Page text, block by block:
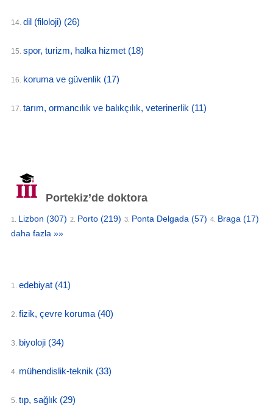
14. dil (filoloji) (26)
15. spor, turizm, halka hizmet (18)
16. koruma ve güvenlik (17)
17. tarım, ormancılık ve balıkçılık, veterinerlik (11)
Portekiz’de doktora
1. Lizbon (307) 2. Porto (219) 3. Ponta Delgada (57) 4. Braga (17)
daha fazla »»
1. edebiyat (41)
2. fizik, çevre koruma (40)
3. biyoloji (34)
4. mühendislik-teknik (33)
5. tıp, sağlık (29)